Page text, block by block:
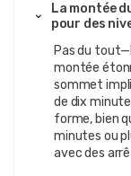
La montée
pour des
Pas du
montée
sommet
de dix
forme, bien
minutes ou
avec des